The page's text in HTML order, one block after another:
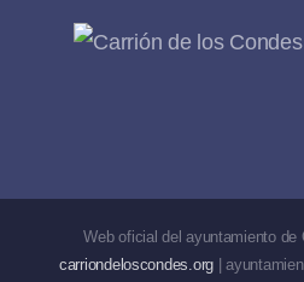
Web oficial del ayuntamiento de
carriondeloscondes.org |